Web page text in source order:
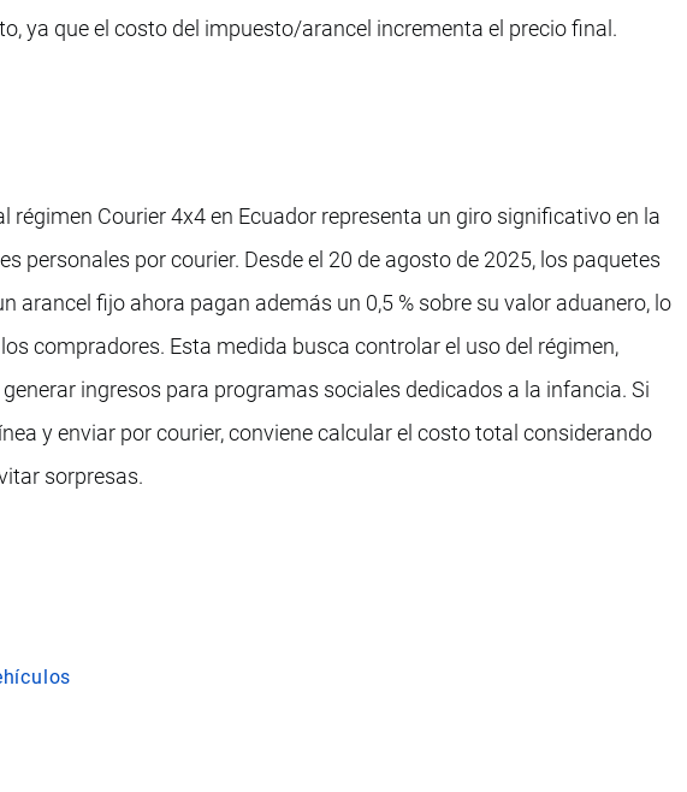
ya que el costo del impuesto/arancel incrementa el precio final.
régimen Courier 4x4 en Ecuador representa un giro significativo en la
personales por courier. Desde el 20 de agosto de 2025, los paquetes
arancel fijo ahora pagan además un 0,5 % sobre su valor aduanero, lo
compradores. Esta medida busca controlar el uso del régimen,
ingresos para programas sociales dedicados a la infancia. Si
y enviar por courier, conviene calcular el costo total considerando
sorpresas.